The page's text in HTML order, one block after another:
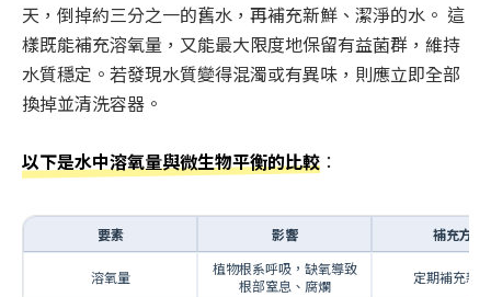
天，倒掉約三分之一的舊水，再補充新鮮、潔淨的水。 這
樣既能補充溶氧量，又能最大限度地保留有益菌群，維持
水質穩定。若發現水質變得混濁或有異味，則應立即全部
換掉並清洗容器。
以下是水中溶氧量與微生物平衡的比較 ：
要素 影響 補充方式
溶氧量
植物根系呼吸，缺氧導致
根部窒息、腐爛
定期補充新